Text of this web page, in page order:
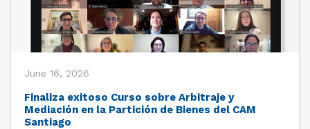
June 16, 2026
Finaliza exitoso Curso sobre Arbitraje y
Mediación en la Partición de Bienes del CAM
Santiago